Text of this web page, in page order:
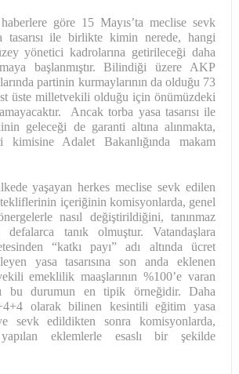
haberlere göre 15 Mayıs’ta meclise sevk
tasarısı ile birlikte kimin nerede, hangi
yönetici kadrolarına getirileceği daha
başlanmıştır. Bilindiği üzere AKP
partinin kurmaylarının da olduğu 73
üste milletvekili olduğu için önümüzdeki
Ancak torba yasa tasarısı ile
geleceği de garanti altına alınmakta,
kimisine Adalet Bakanlığında makam
yaşayan herkes meclise sevk edilen
tekliflerinin içeriğinin komisyonlarda, genel
nasıl değiştirildiğini, tanınmaz
tanık olmuştur. Vatandaşlara
“katkı payı” adı altında ücret
yasa tasarısına son anda eklenen
emeklilik maaşlarının %100’e varan
bu durumun en tipik örneğidir. Daha
olarak bilinen kesintili eğitim yasa
sevk edildikten sonra komisyonlarda,
eklemlerle esaslı bir şekilde